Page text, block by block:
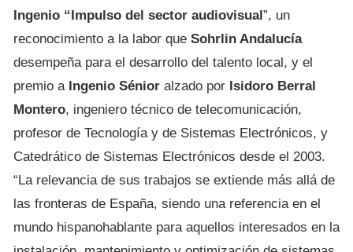
Ingenio “Impulso del sector audiovisual”, un
reconocimiento a la labor que Sohrlin Andalucía
desempeña para el desarrollo del talento local, y el
premio a Ingenio Sénior alzado por Isidoro Berral
Montero, ingeniero técnico de telecomunicación,
profesor de Tecnología y de Sistemas Electrónicos, y
Catedrático de Sistemas Electrónicos desde el 2003.
“La relevancia de sus trabajos se extiende más allá de
las fronteras de España, siendo una referencia en el
mundo hispanohablante para aquellos interesados en la